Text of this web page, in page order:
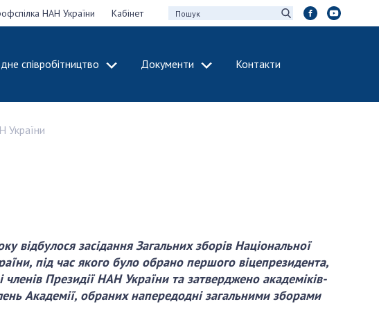
НАН України Кабінет
співробітництво Документи Контакти
Президії НАН України
прав інтелектуальної
та трансфер
в наукових установах
СПІВРОБІТНИЦТВО
конкурси
ДОКУМЕНТИ
Нормативні акти
України
відбулося засідання Загальних зборів Національної
під час якого було обрано першого віцепрезидента,
членів Президії НАН України та затверджено академіків-
Академії, обраних напередодні загальними зборами